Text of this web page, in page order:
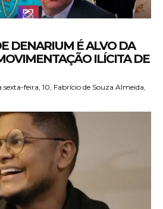
DENARIUM É ALVO DA
ILÍCITA DE
feira, 10, Fabrício de Souza Almeida,